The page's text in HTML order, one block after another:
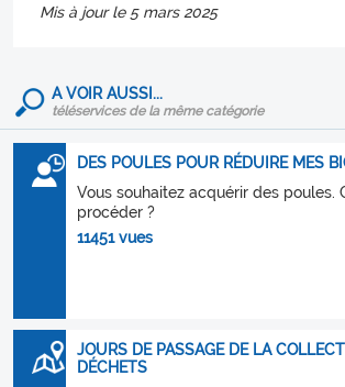
Mis à jour le 5 mars 2025
A VOIR AUSSI...
téléservices de la même catégorie
DES POULES POUR RÉDUIRE MES
Vous souhaitez acquérir des poules.
procéder ?
11451 vues
JOURS DE PASSAGE DE LA
DÉCHETS